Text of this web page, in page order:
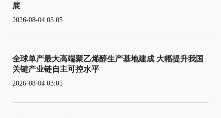
展
2026-08-04 03:05
全球单产最大高端聚乙烯醇生产基地建成 大幅提升我国
关键产业链自主可控水平
2026-08-04 03:05